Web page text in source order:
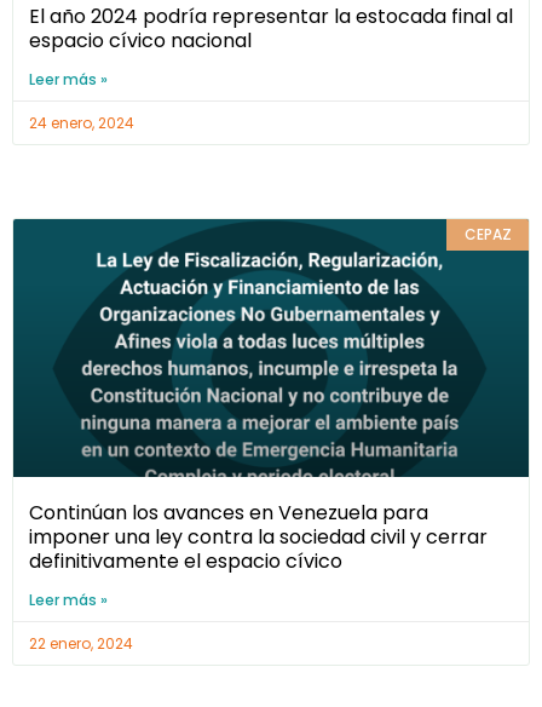
El año 2024 podría representar la estocada final al
espacio cívico nacional
Leer más »
24 enero, 2024
CEPAZ
Continúan los avances en Venezuela para
imponer una ley contra la sociedad civil y cerrar
definitivamente el espacio cívico
Leer más »
22 enero, 2024